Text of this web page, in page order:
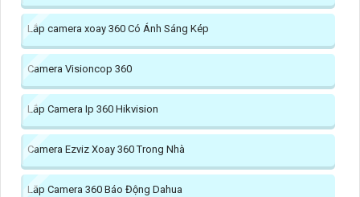
Lắp camera xoay 360 Có Ánh Sáng Kép
Camera Visioncop 360
Lắp Camera Ip 360 Hikvision
Camera Ezviz Xoay 360 Trong Nhà
Lăp Camera 360 Báo Động Dahua